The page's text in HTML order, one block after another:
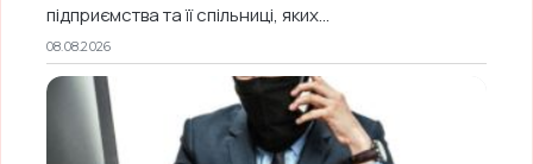
підприємства та її спільниці, яких...
08.08.2026